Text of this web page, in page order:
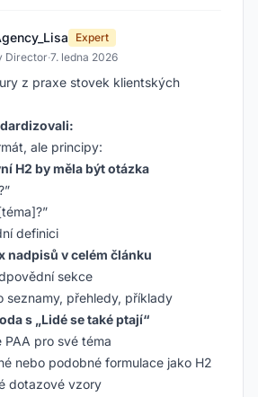
Expert
Director·7. ledna 2026
z praxe stovek klientských
ale principy:
H2 by měla být otázka
definici
nadpisů v celém článku
sekce
seznamy, přehledy, příklady
s „Lidé se také ptají“
PAA pro své téma
nebo podobné formulace jako H2
dotazové vzory